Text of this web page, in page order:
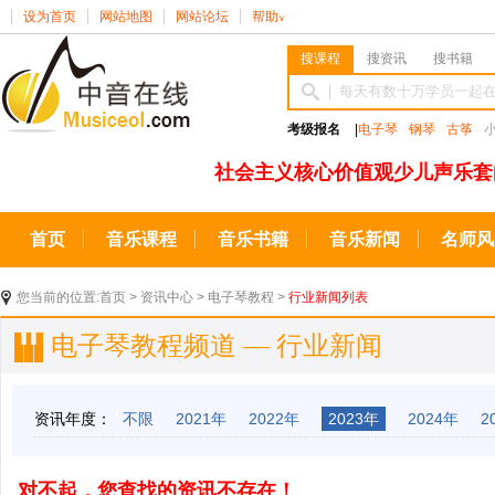
设为首页 网站地图 网站论坛 帮助 ∨
搜课程 搜资讯 搜书籍
考级报名 电子琴 钢琴 古筝
社会主义核心价值观少儿声乐
首页 音乐课程 音乐书籍 音乐新闻 名师
您当前的位置:首页 > 资讯中心 > 电子琴教程 > 行业新闻列表
电子琴教程频道 — 行业新闻
资讯年度： 不限 2021年 2022年 2023年 2024年
对不起，您查找的资讯不存在！